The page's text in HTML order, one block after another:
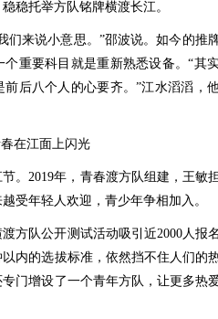
稳托举方队铭牌横渡长江。
们来说小意思。”邵波说。如今的推
重要科目就是重新熟悉设备。“其
后八个人的心要齐。”江水滔滔，
在江面上闪光
。2019年，青春渡方队组建，王敏
受年轻人欢迎，青少年争相加入。
方队公开测试活动吸引近2000人报
内的选拔标准，依然挡不住人们的
门增设了一个青年方队，让更多热